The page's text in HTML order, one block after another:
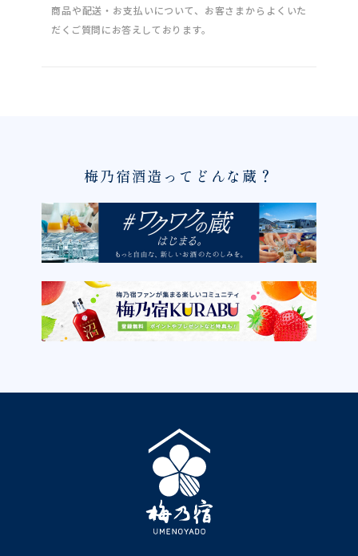
商品や配送・お支払いについて、お客さまからよくいた
だくご質問にお答えしております。
梅乃宿酒造ってどんな蔵？